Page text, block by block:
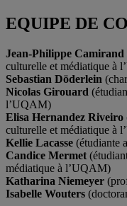
EQUIPE DE
Jean-Philippe Camirand
culturelle et médiatique à
Sebastian Döderlein
Nicolas Girouard
l’UQAM)
Elisa Hernandez Riveiro
culturelle et médiatique à
Kellie Lacasse (étudiante
Candice Mermet
médiatique à l’UQAM)
Katharina Niemeyer
Isabelle Wouters